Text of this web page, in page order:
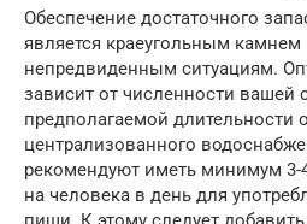
Обеспечение достаточного
является краеугольным
непредвиденным ситуациям.
зависит от численности вашей
предполагаемой длительности
централизованного
рекомендуют иметь минимум 3-
на человека в день для